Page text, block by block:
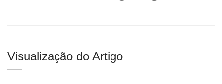
Visualização do Artigo